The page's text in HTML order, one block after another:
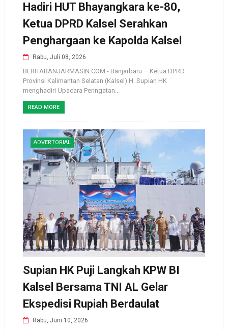
Hadiri HUT Bhayangkara ke-80,
Ketua DPRD Kalsel Serahkan
Penghargaan ke Kapolda Kalsel
Rabu, Juli 08, 2026
BERITABANJARMASIN.COM - Banjarbaru – Ketua DPRD
Provinsi Kalimantan Selatan (Kalsel) H. Supian HK
menghadiri Upacara Peringatan...
READ MORE
ADVERTORIAL
Supian HK Puji Langkah KPW BI
Kalsel Bersama TNI AL Gelar
Ekspedisi Rupiah Berdaulat
Rabu, Juni 10, 2026